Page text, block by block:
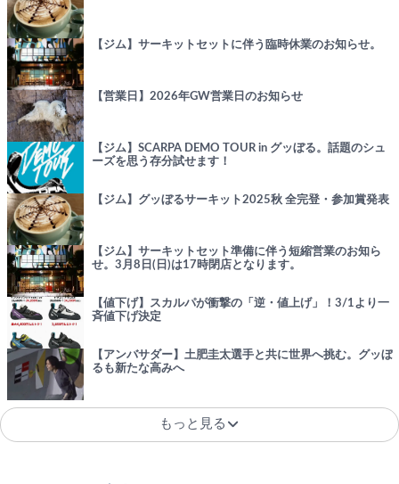
【ジム】サーキットセットに伴う臨時休業のお知らせ。
【営業日】2026年GW営業日のお知らせ
【ジム】SCARPA DEMO TOUR in グッぼる。話題のシュ
ーズを思う存分試せます！
【ジム】グッぼるサーキット2025秋 全完登・参加賞発表
【ジム】サーキットセット準備に伴う短縮営業のお知ら
せ。3月8日(日)は17時閉店となります。
【値下げ】スカルパが衝撃の「逆・値上げ」！3/1より一
斉値下げ決定
【アンバサダー】土肥圭太選手と共に世界へ挑む。グッぼ
るも新たな高みへ
もっと見る